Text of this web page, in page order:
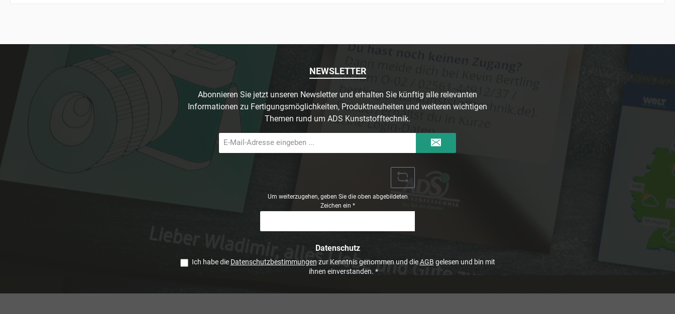
NEWSLETTER
Abonnieren Sie jetzt unseren Newsletter und erhalten Sie künftig alle relevanten
Informationen zu Fertigungsmöglichkeiten, Produktneuheiten und weiteren wichtigen
Themen rund um ADS Kunststofftechnik.
Mail-
Adresse
Um weiterzugehen, geben Sie die oben abgebildeten
Zeichen ein *
Datenschutz
Ich habe die Datenschutzbestimmungen zur Kenntnis genommen und dieAGB gelesen und bin mit
ihnen einverstanden. *